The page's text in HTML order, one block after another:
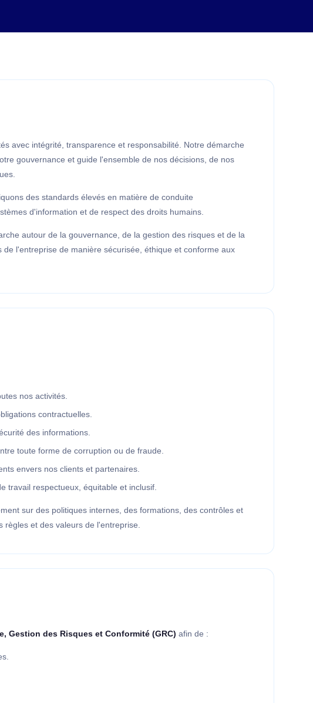
avec intégrité, transparence et responsabilité. Notre démarche
gouvernance et guide l'ensemble de nos décisions, de nos
des standards élevés en matière de conduite
d'information et de respect des droits humains.
autour de la gouvernance, de la gestion des risques et de la
l'entreprise de manière sécurisée, éthique et conforme aux
nos activités.
contractuelles.
des informations.
toute forme de corruption ou de fraude.
envers nos clients et partenaires.
travail respectueux, équitable et inclusif.
sur des politiques internes, des formations, des contrôles et
et des valeurs de l'entreprise.
Gestion des Risques et Conformité (GRC) afin de :